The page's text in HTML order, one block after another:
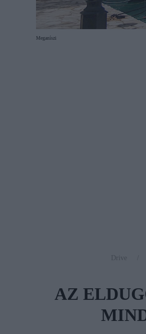
Meganíszi
Drive
AZ